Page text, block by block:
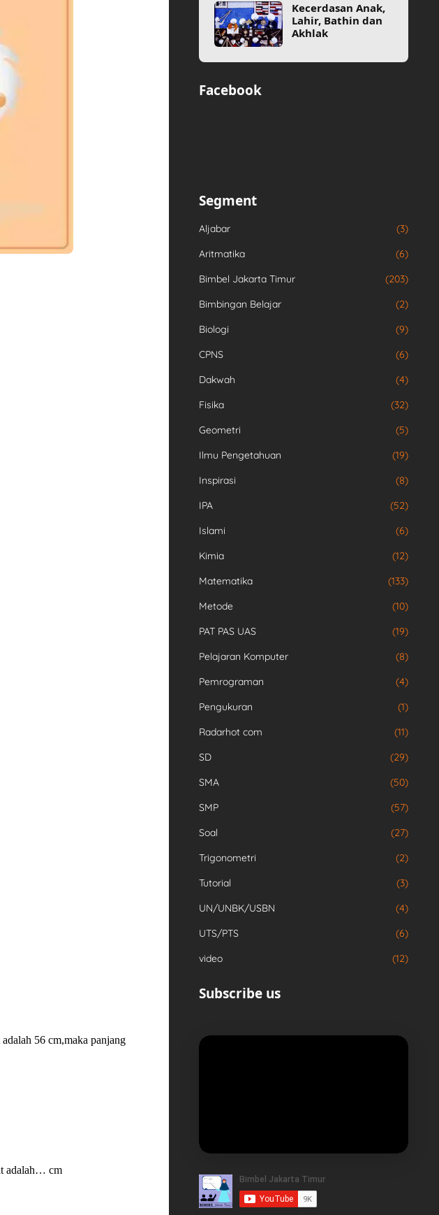
56 cm,maka panjang
adalah… cm
Kecerdasan Anak,
Lahir, Bathin dan
Akhlak
Facebook
Segment
Aljabar
(3)
Aritmatika
(6)
Bimbel Jakarta Timur
(203)
Bimbingan Belajar
(2)
Biologi
(9)
CPNS
(6)
Dakwah
(4)
Fisika
(32)
Geometri
(5)
Ilmu Pengetahuan
(19)
Inspirasi
(8)
IPA
(52)
Islami
(6)
Kimia
(12)
Matematika
(133)
Metode
(10)
PAT PAS UAS
(19)
Pelajaran Komputer
(8)
Pemrograman
(4)
Pengukuran
(1)
Radarhot com
(11)
SD
(29)
SMA
(50)
SMP
(57)
Soal
(27)
Trigonometri
(2)
Tutorial
(3)
UN/UNBK/USBN
(4)
UTS/PTS
(6)
video
(12)
Subscribe us